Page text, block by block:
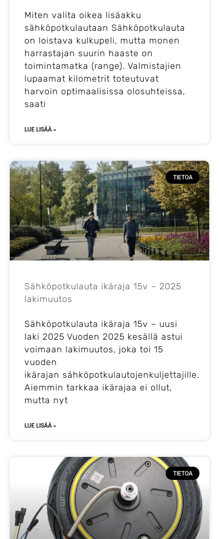
Miten valita oikea lisäakku
sähköpotkulautaan Sähköpotkulauta
on loistava kulkupeli, mutta monen
harrastajan suurin haaste on
toimintamatka (range). Valmistajien
lupaamat kilometrit toteutuvat
harvoin optimaalisissa olosuhteissa,
saati
LUE LISÄÄ »
TIETOA
Sähköpotkulauta ikäraja 15v – 2025
lakimuutos
Sähköpotkulauta ikäraja 15v – uusi
laki 2025 Vuoden 2025 kesällä astui
voimaan lakimuutos, joka toi 15
vuoden
ikärajan sähköpotkulautojenkuljettajille.
Aiemmin tarkkaa ikärajaa ei ollut,
mutta nyt
LUE LISÄÄ »
TIETOA